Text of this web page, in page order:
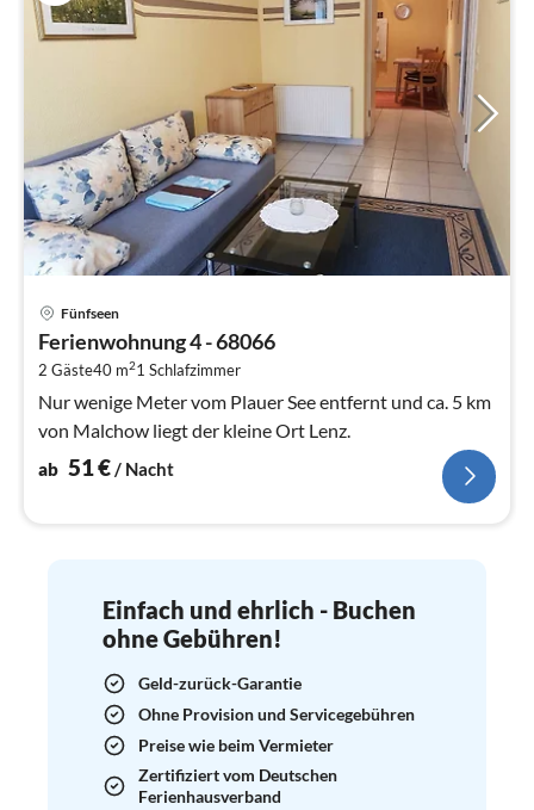
Fünfseen
Ferienwohnung 4 - 68066
2 Gäste40 m21 Schlafzimmer
Nur wenige Meter vom Plauer See entfernt und ca. 5 km
von Malchow liegt der kleine Ort Lenz.
ab 51€/ Nacht
Einfach und ehrlich - Buchen
ohne Gebühren!
Geld-zurück-Garantie
Ohne Provision und Servicegebühren
Preise wie beim Vermieter
Zertifiziert vom Deutschen
Ferienhausverband